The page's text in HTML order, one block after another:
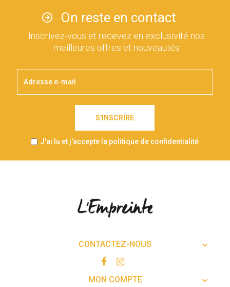
On reste en contact
Inscrivez-vous et recevez en exclusivité nos
meilleures offres et nouveautés
S'INSCRIRE
J'ai lu et j'accepte la politique de confidentialité
CONTACTEZ-NOUS 
MON COMPTE 